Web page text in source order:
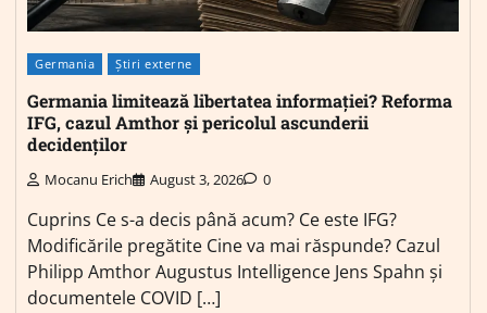
Germania Știri externe
Germania limitează libertatea informației? Reforma
IFG, cazul Amthor și pericolul ascunderii
decidenților
Mocanu Erich August 3, 2026 0
Cuprins Ce s-a decis până acum? Ce este IFG?
Modificările pregătite Cine va mai răspunde? Cazul
Philipp Amthor Augustus Intelligence Jens Spahn și
documentele COVID […]